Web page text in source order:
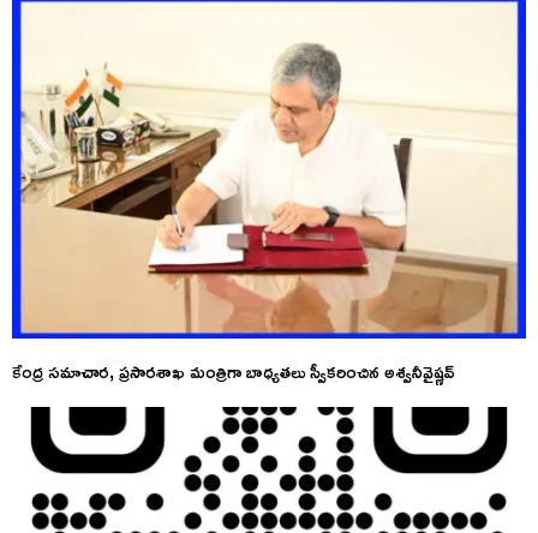
కేంద్ర సమాచార, ప్రసారశాఖ మంత్రిగా బాధ్యతలు స్వీకరించిన అశ్వనీవైష్ణవ్‌